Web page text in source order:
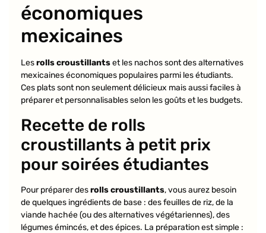
économiques
mexicaines
Lesrolls croustillantset les nachos sont des alternatives
mexicaines économiques populaires parmi les étudiants.
Ces plats sont non seulement délicieux mais aussi faciles à
préparer et personnalisables selon les goûts et les budgets.
Recette de rolls
croustillants à petit prix
pour soirées étudiantes
Pour préparer desrolls croustillants, vous aurez besoin
de quelques ingrédients de base : des feuilles de riz, de la
viande hachée (ou des alternatives végétariennes), des
légumes émincés, et des épices. La préparation est simple :